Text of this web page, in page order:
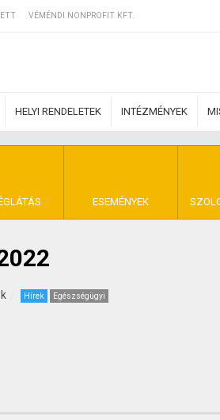
VÉMÉNDI NONPROFIT KFT.
HELYI RENDELETEK INTÉZMÉNYEK
ESEMÉNYEK
Hírek Egészségügyi